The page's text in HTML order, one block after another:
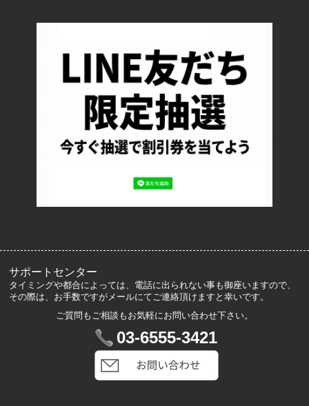
配送・送料について
返品について
お支払い方法について
特定商取引法に基づく表記
プライバシーポリシー
ロッカーズについて
サポートセンター
タイミングや都合によっては、電話に出られない事も御座いますので、
その際は、お手数ですがメールにてご連絡頂けますと幸いです。
ご質問もご相談もお気軽にお問い合わせ下さい。
03-6555-3421